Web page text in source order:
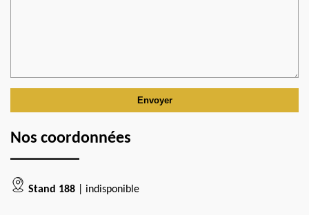
Nos coordonnées
Stand 188 | indisponible